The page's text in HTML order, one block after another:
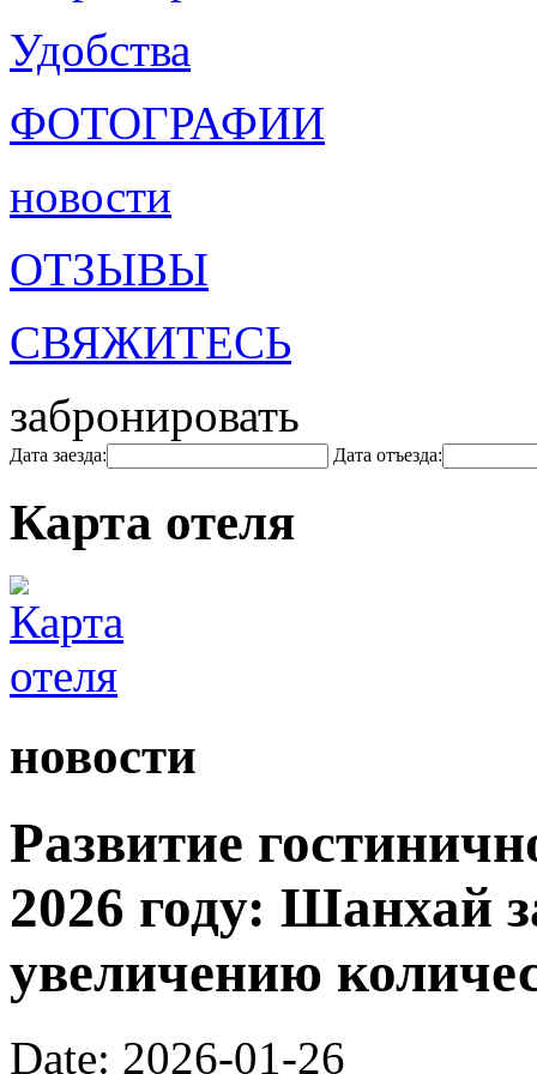
Удобства
ФОТОГРАФИИ
новости
ОТЗЫВЫ
СВЯЖИТЕСЬ
забронировать
Дата заезда: Дата отъезда:
Карта отеля
новости
Развитие
2026 году: Шанхай
увеличению
Date: 2026-01-26